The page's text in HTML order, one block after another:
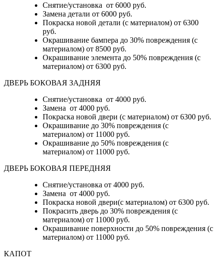
Снятие/установка от 6000 руб.
Замена детали от 6000 руб.
Покраска новой детали (с материалом) от 6300
руб.
Окрашивание бампера до 30% повреждения (с
материалом) от 8500 руб.
Окрашивание элемента до 50% повреждения (с
материалом) от 6300 руб.
ДВЕРЬ БОКОВАЯ ЗАДНЯЯ
Снятие/установка от 4000 руб.
Замена от 4000 руб.
Покраска новой двери (с материалом) от 6300 руб.
Окрашивание до 30% повреждения (с
материалом) от 11000 руб.
Окрашивание до 50% повреждения (с
материалом) от 11000 руб.
ДВЕРЬ БОКОВАЯ ПЕРЕДНЯЯ
Снятие/установка от 4000 руб.
Замена от 4000 руб.
Покраска новой двери(с материалом) от 6300 руб.
Покрасить дверь до 30% повреждения (с
материалом) от 11000 руб.
Окрашивание поверхности до 50% повреждения (с
материалом) от 11000 руб.
КАПОТ